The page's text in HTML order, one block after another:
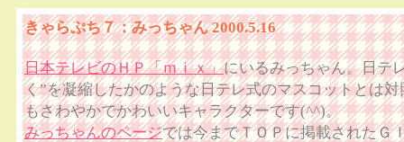
きゃらぷち７：みっちゃん 2000.5.16
日本テレビのＨＰ「ｍｉｘ」にいるみっちゃん。日テ
く”を凝縮したかのような日テレ式のマスコットとは
もさわやかでかわいいキャラクターです(^^)。
みっちゃんのページでは今までＴＯＰに掲載されたＧ